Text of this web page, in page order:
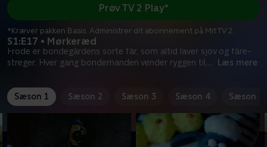
S1:E17 • Mørkeræd
Frode er bondegårdens sorte får, som altid laver sjov og fåre-
streger. Hver gang bondemanden vender ryggen til,... Læs mere
Prøv TV 2 Play*
*Kræver pakken Basis. Administrer dit abonnement på Mit TV 2.
Sæson 1 Sæson 2 Sæson 3 Sæson 4 Sæson 5